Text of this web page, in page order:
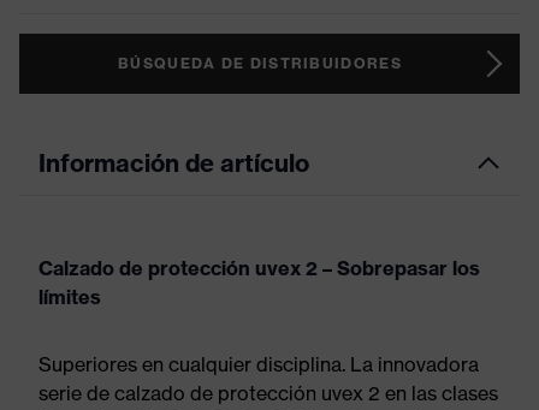
BÚSQUEDA DE DISTRIBUIDORES
Información de artículo
Calzado de protección uvex 2 – Sobrepasar los
límites
Superiores en cualquier disciplina. La innovadora
serie de calzado de protección uvex 2 en las clases